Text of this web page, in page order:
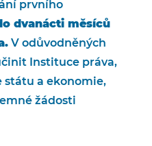
prvního
dvanácti měsíců
V odůvodněných
Instituce práva,
státu a ekonomie,
žádosti